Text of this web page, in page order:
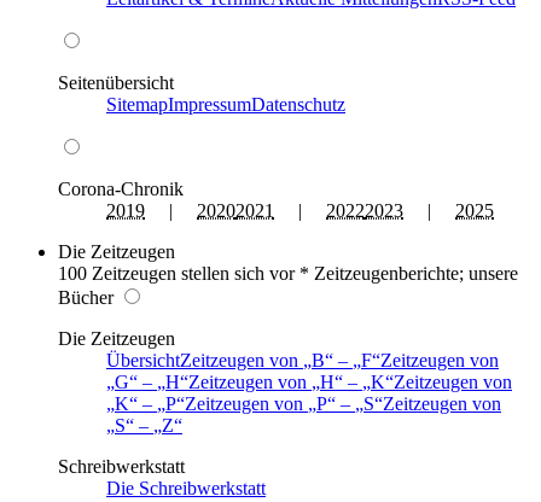
Seitenübersicht
SitemapImpressumDatenschutz
Corona-Chronik
2019 | 20202021 | 20222023 | 2025
Die Zeitzeugen
100 Zeitzeugen stellen sich vor * Zeitzeugenberichte; unsere
Bücher
Die Zeitzeugen
ÜbersichtZeitzeugen von B – F Zeitzeugen von
G
– H Zeitzeugen von H – K Zeitzeugen von
K
– P Zeitzeugen von P – S Zeitzeugen von
S
–
Z
Schreibwerkstatt
Die Schreibwerkstatt